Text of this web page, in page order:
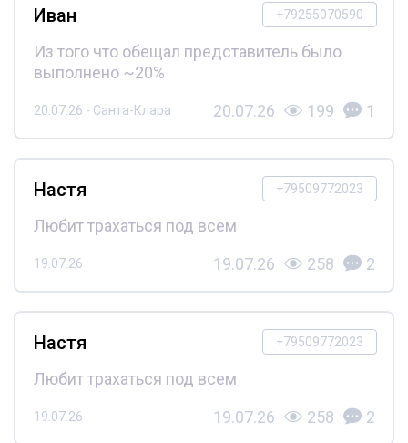
+79255070590
Иван
Из того что обещал представитель было
выполнено ~20%
20.07.26 - Санта-Клара 20.07.26 199 1
+79509772023
Настя
Любит трахаться под всем
19.07.26 19.07.26 258 2
+79509772023
Настя
Любит трахаться под всем
19.07.26 19.07.26 258 2